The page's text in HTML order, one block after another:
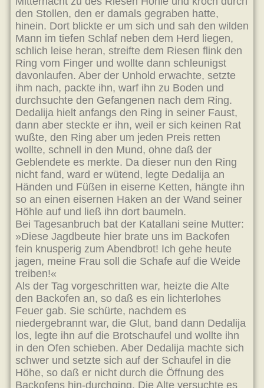
den Stollen, den er damals gegraben hatte,
hinein. Dort blickte er um sich und sah den wilden
Mann im tiefen Schlaf neben dem Herd liegen,
schlich leise heran, streifte dem Riesen flink den
Ring vom Finger und wollte dann schleunigst
davonlaufen. Aber der Unhold erwachte, setzte
ihm nach, packte ihn, warf ihn zu Boden und
durchsuchte den Gefangenen nach dem Ring.
Dedalija hielt anfangs den Ring in seiner Faust,
dann aber steckte er ihn, weil er sich keinen Rat
wußte, den Ring aber um jeden Preis retten
wollte, schnell in den Mund, ohne daß der
Geblendete es merkte. Da dieser nun den Ring
nicht fand, ward er wütend, legte Dedalija an
Händen und Füßen in eiserne Ketten, hängte ihn
so an einen eisernen Haken an der Wand seiner
Höhle auf und ließ ihn dort baumeln.
Bei Tagesanbruch bat der Katallani seine Mutter:
»Diese Jagdbeute hier brate uns im Backofen
fein knusperig zum Abendbrot! Ich gehe heute
jagen, meine Frau soll die Schafe auf die Weide
treiben!«
Als der Tag vorgeschritten war, heizte die Alte
den Backofen an, so daß es ein lichterlohes
Feuer gab. Sie schürte, nachdem es
niedergebrannt war, die Glut, band dann Dedalija
los, legte ihn auf die Brotschaufel und wollte ihn
in den Ofen schieben. Aber Dedalija machte sich
schwer und setzte sich auf der Schaufel in die
Höhe, so daß er nicht durch die Öffnung des
Backofens hin-durchging. Die Alte versuchte es